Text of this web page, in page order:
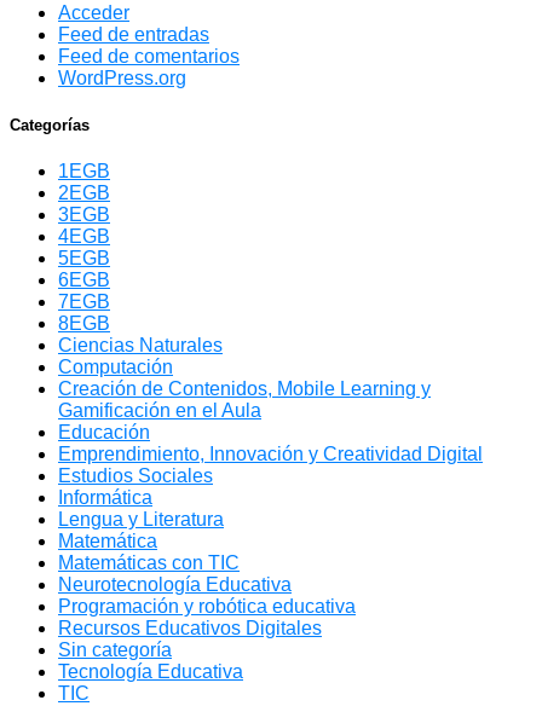
Acceder
Feed de entradas
Feed de comentarios
WordPress.org
Categorías
1EGB
2EGB
3EGB
4EGB
5EGB
6EGB
7EGB
8EGB
Ciencias Naturales
Computación
Creación de Contenidos, Mobile Learning y
Gamificación en el Aula
Educación
Emprendimiento, Innovación y Creatividad Digital
Estudios Sociales
Informática
Lengua y Literatura
Matemática
Matemáticas con TIC
Neurotecnología Educativa
Programación y robótica educativa
Recursos Educativos Digitales
Sin categoría
Tecnología Educativa
TIC